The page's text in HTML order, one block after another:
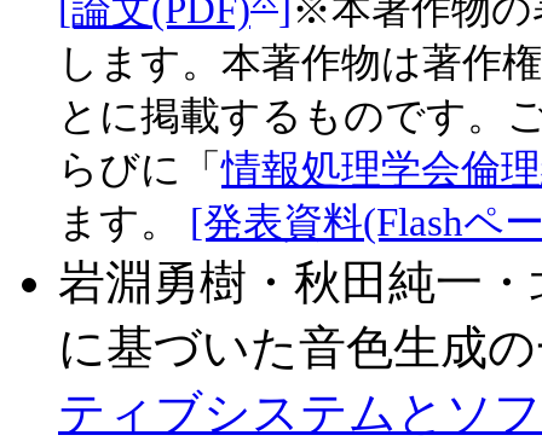
[論文(PDF) ]※本著作物の
します。本著作物は著作
とに掲載するものです。
らびに「情報処理学会倫
ます。 [発表資料(Flashペ
岩淵勇樹・秋田純一
に基づいた音色生成
ティブシステムとソ